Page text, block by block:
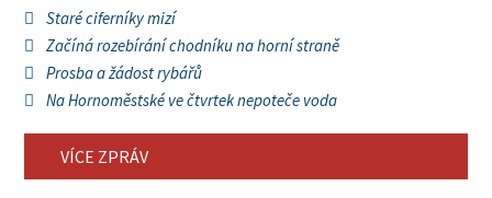
Staré ciferníky mizí
Začíná rozebírání chodníku na horní straně
Prosba a žádost rybářů
Na Hornoměstské ve čtvrtek nepoteče voda
VÍCE ZPRÁV